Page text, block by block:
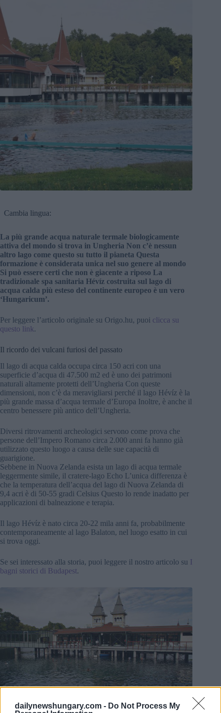
dailynewshungary.com - Do Not Process My
Cambia lingua:
La più grande acqua naturale termale biologicamente
attiva del mondo si trova in Ungheria Non c’è nessun
altro lago come questo su tutto il pianeta Questa
formazione è considerata unica nel suo genere al mondo
Si può essere certi che non è giacente a riposo La
tradizionale spa sanitaria Hévíz costruita sul lago di
acqua calda più esteso del continente europeo è un vero
‘Hungaricum’.
Per leggere l’articolo originale su Origo.hu, puoi clicca su
questo link.
Il ricordo dei vulcani furiosi del passato
Il lago di acqua calda occupa circa 150 acri con una
superficie d’acqua di 47.500 m2 ed è uno dei patrimoni
naturali altamente protetti dell’Ungheria Con queste
dimensioni, non c’è da meravigliarsi perché il lago Hévíz è la
più grande massa d’acqua termale d’Europa Inoltre, è anche il
centro benessere più antico dell’Ungheria.
Diversi ritrovamenti archeologici servono come prova che
persone dell’Impero Romano circa 2.000 anni fa hanno già
utilizzato questo luogo a causa delle sue capacità di
guarigione.
Sebbene in Nuova Zelanda esista un lago di acqua termale
leggermente simile, il cratere-lago Echo L’unica differenza è
che la temperatura dell’acqua del lago di Nuova Zelanda di
9,4 acri è di 50-55 gradi Celsius Questo lo rende inadatto per
applicazioni di balneazione e terapia.
Il lago Hévíz è nato circa 20-22 mila anni fa, probabilmente
contemporaneamente al lago Balaton, nel luogo esatto in cui
si trova oggi.
Se sei interessato alla storia, puoi leggere il nostro articolo su I
bagni storici di Budapest.